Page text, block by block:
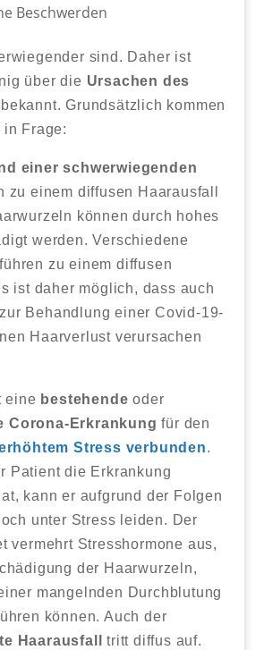
Beschwerden
sind. Daher ist
über die Ursachen des
bekannt. Grundsätzlich kommen
Frage:
einer schwerwiegenden
zu einem diffusen Haarausfall
können durch hohes
werden. Verschiedene
zu einem diffusen
ist daher möglich, dass auch
Behandlung einer Covid-19-
Haarverlust verursachen
eine bestehende oder
Corona-Erkrankung für den
Stress verbunden.
Patient die Erkrankung
kann er aufgrund der Folgen
unter Stress leiden. Der
vermehrt Stresshormone aus,
der Haarwurzeln,
mangelnden Durchblutung
können. Auch der
Haarausfall
tritt diffus auf.